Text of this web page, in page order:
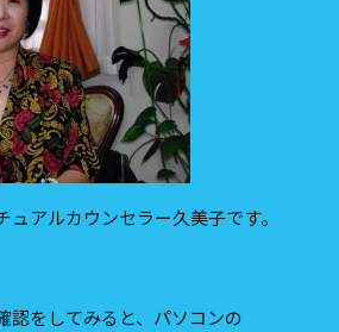
ュアルカウンセラー久美子です。
認をしてみると、パソコンの